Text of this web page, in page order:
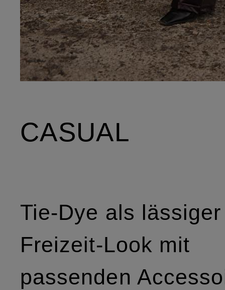
CASUAL
Tie-Dye als lässiger
Freizeit-Look mit
passenden